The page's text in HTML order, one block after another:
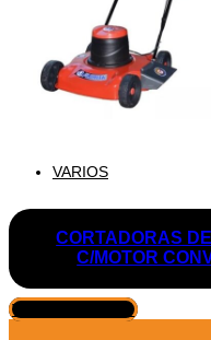
VARIOS
CORTADORAS
C/MOTOR
VER PRODUCTO